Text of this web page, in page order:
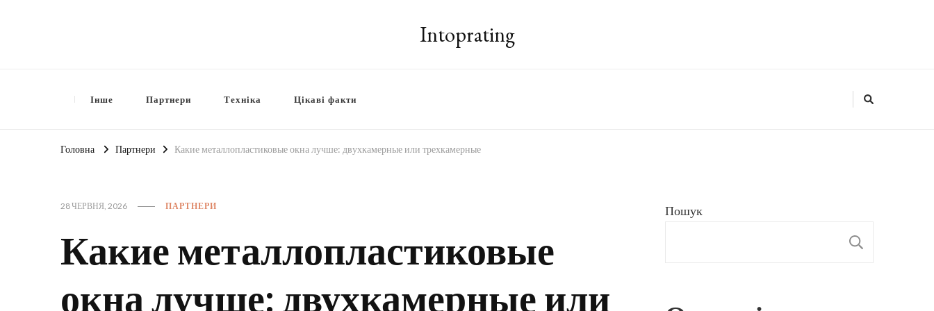
Intoprating
Інше Партнери Техніка Цікаві факти
Головна Партнери Какие металлопластиковые окна лучше: двухкамерные или трехкамерные
28 ЧЕРВНЯ, 2026 ПАРТНЕРИ
Какие металлопластиковые
окна лучше: двухкамерные или
Пошук